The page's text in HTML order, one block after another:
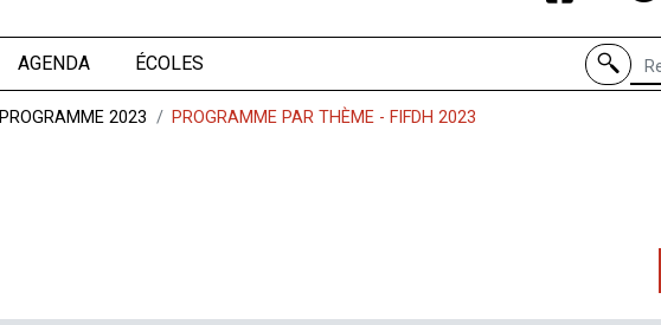
AGENDA ÉCOLES
Recherche de
PROGRAMME 2023 PROGRAMME PAR THÈME - FIFDH 2023